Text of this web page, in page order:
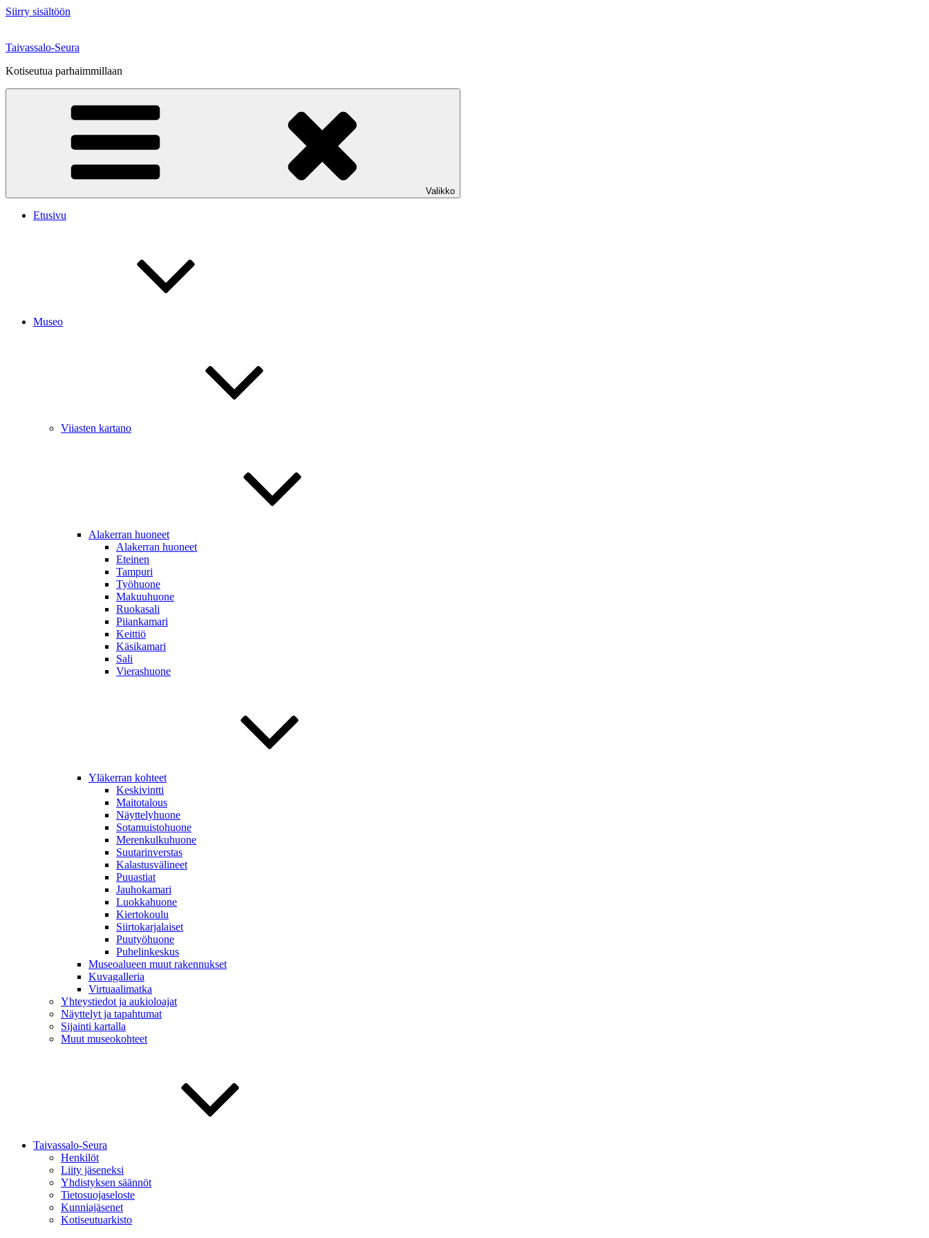
Siirry sisältöön
Taivassalo-Seura
Kotiseutua parhaimmillaan
Valikko
Etusivu
Museo
Viiasten kartano
Alakerran huoneet
Alakerran huoneet
Eteinen
Tampuri
Työhuone
Makuuhuone
Ruokasali
Piiankamari
Keittiö
Käsikamari
Sali
Vierashuone
Yläkerran kohteet
Keskivintti
Maitotalous
Näyttelyhuone
Sotamuistohuone
Merenkulkuhuone
Suutarinverstas
Kalastusvälineet
Puuastiat
Jauhokamari
Luokkahuone
Kiertokoulu
Siirtokarjalaiset
Puutyöhuone
Puhelinkeskus
Museoalueen muut rakennukset
Kuvagalleria
Virtuaalimatka
Yhteystiedot ja aukioloajat
Näyttelyt ja tapahtumat
Sijainti kartalla
Muut museokohteet
Taivassalo-Seura
Henkilöt
Liity jäseneksi
Yhdistyksen säännöt
Tietosuojaseloste
Kunniajäsenet
Kotiseutuarkisto